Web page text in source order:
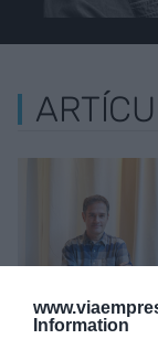
Information